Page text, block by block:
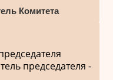
Комитета
председателя -